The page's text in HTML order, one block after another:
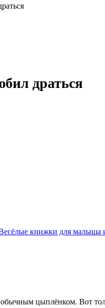
драться
книжки для малыша
цыплёнком. Вот